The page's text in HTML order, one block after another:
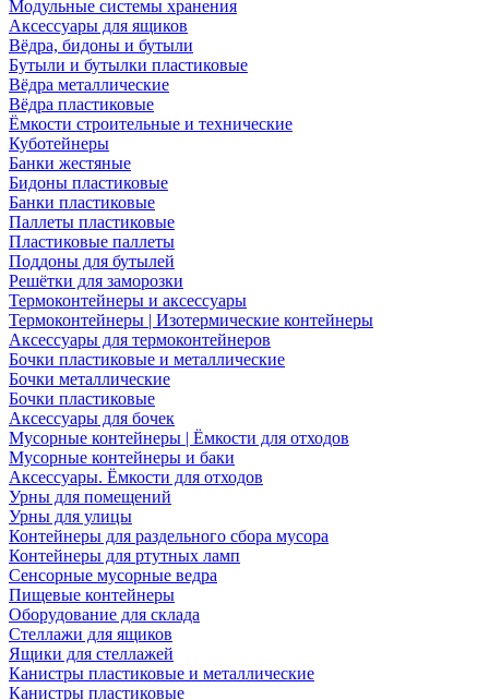
Модульные системы хранения
Аксессуары для ящиков
Вёдра, бидоны и бутыли
Бутыли и бутылки пластиковые
Вёдра металлические
Вёдра пластиковые
Ёмкости строительные и технические
Куботейнеры
Банки жестяные
Бидоны пластиковые
Банки пластиковые
Паллеты пластиковые
Пластиковые паллеты
Поддоны для бутылей
Решётки для заморозки
Термоконтейнеры и аксессуары
Термоконтейнеры | Изотермические контейнеры
Аксессуары для термоконтейнеров
Бочки пластиковые и металлические
Бочки металлические
Бочки пластиковые
Аксессуары для бочек
Мусорные контейнеры | Ёмкости для отходов
Мусорные контейнеры и баки
Аксессуары. Ёмкости для отходов
Урны для помещений
Урны для улицы
Контейнеры для раздельного сбора мусора
Контейнеры для ртутных ламп
Сенсорные мусорные ведра
Пищевые контейнеры
Оборудование для склада
Стеллажи для ящиков
Ящики для стеллажей
Канистры пластиковые и металлические
Канистры пластиковые